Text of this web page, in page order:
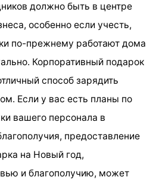
должно быть в центре
особенно если учесть,
по-прежнему работают дома
Корпоративный подарок
способ зарядить
Если у вас есть планы по
вашего персонала в
предоставление
на Новый год,
и благополучию, может